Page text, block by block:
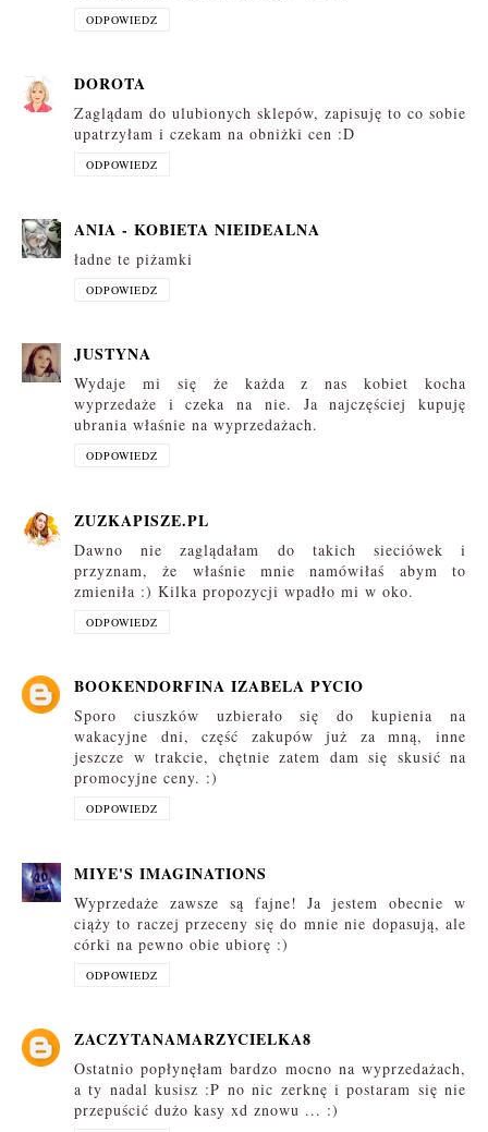
ODPOWIEDZ
DOROTA
Zaglądam do ulubionych sklepów, zapisuję to co sobie
upatrzyłam i czekam na obniżki cen :D
ODPOWIEDZ
ANIA - KOBIETA NIEIDEALNA
ładne te piżamki
ODPOWIEDZ
JUSTYNA
Wydaje mi się że każda z nas kobiet kocha
wyprzedaże i czeka na nie. Ja najczęściej kupuję
ubrania właśnie na wyprzedażach.
ODPOWIEDZ
ZUZKAPISZE.PL
Dawno nie zaglądałam do takich sieciówek i
przyznam, że właśnie mnie namówiłaś abym to
zmieniła :) Kilka propozycji wpadło mi w oko.
ODPOWIEDZ
BOOKENDORFINA IZABELA PYCIO
Sporo ciuszków uzbierało się do kupienia na
wakacyjne dni, część zakupów już za mną, inne
jeszcze w trakcie, chętnie zatem dam się skusić na
promocyjne ceny. :)
ODPOWIEDZ
MIYE'S IMAGINATIONS
Wyprzedaże zawsze są fajne! Ja jestem obecnie w
ciąży to raczej przeceny się do mnie nie dopasują, ale
córki na pewno obie ubiorę :)
ODPOWIEDZ
ZACZYTANAMARZYCIELKA8
Ostatnio popłynęłam bardzo mocno na wyprzedażach,
a ty nadal kusisz :P no nic zerknę i postaram się nie
przepuścić dużo kasy xd znowu ... :)